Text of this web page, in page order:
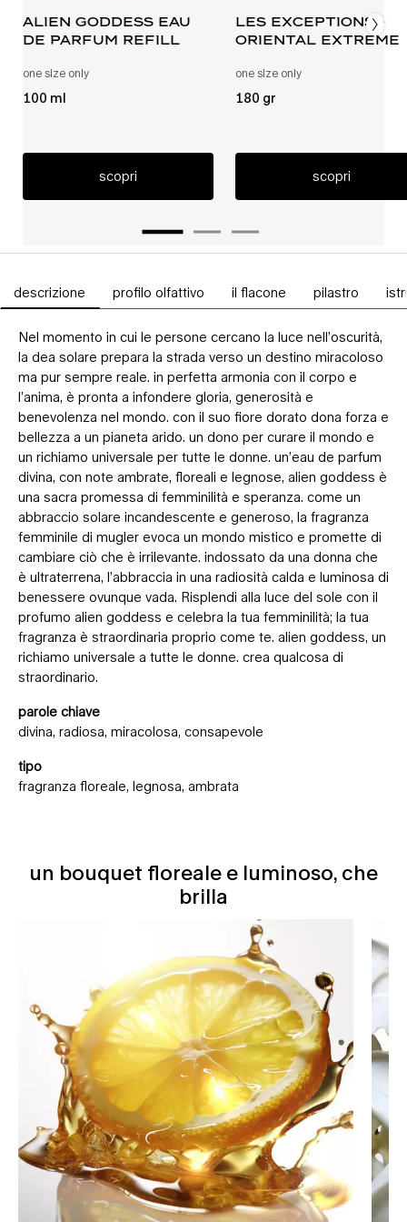
alien goddess eau
de parfum refill
one size only per alien goddess ricarica eau de parfum
100 ml
scopri
les exceptions -
oriental extreme
one size only
180 gr
scopri
Schede PDP
descrizione profilo olfattivo il flacone pilastro
Nel momento in cui le persone cercano la luce nell’oscurità,
la dea solare prepara la strada verso un destino miracoloso
ma pur sempre reale. in perfetta armonia con il corpo e
l’anima, è pronta a infondere gloria, generosità e
benevolenza nel mondo. con il suo fiore dorato dona forza e
bellezza a un pianeta arido. un dono per curare il mondo e
un richiamo universale per tutte le donne. un’eau de parfum
divina, con note ambrate, floreali e legnose, alien goddess è
una sacra promessa di femminilità e speranza. come un
abbraccio solare incandescente e generoso, la fragranza
femminile di mugler evoca un mondo mistico e promette di
cambiare ciò che è irrilevante. indossato da una donna che
è ultraterrena, l’abbraccia in una radiosità calda e luminosa di
benessere ovunque vada. Risplendi alla luce del sole con il
profumo alien goddess e celebra la tua femminilità; la tua
fragranza è straordinaria proprio come te. alien goddess, un
richiamo universale a tutte le donne. crea qualcosa di
straordinario.
parole chiave
divina, radiosa, miracolosa, consapevole
tipo
fragranza floreale, legnosa, ambrata
un bouquet floreale e luminoso, che brilla
un bouquet floreale e luminoso, che
brilla